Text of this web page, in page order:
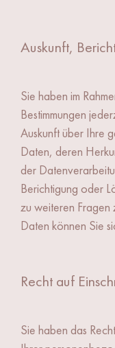
Auskunft,
Sie haben im
Bestimmungen
Auskunft über Ihre
Daten, deren
der
Berichtigung oder
zu weiteren Fragen
Daten können Sie
Recht auf
Sie haben das